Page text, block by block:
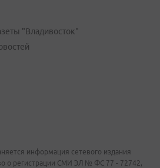
"Владивосток"
информация сетевого издания
о регистрации СМИ ЭЛ № ФС 77 - 72742,